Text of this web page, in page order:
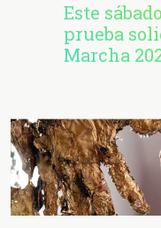
Este
prueba
Marcha